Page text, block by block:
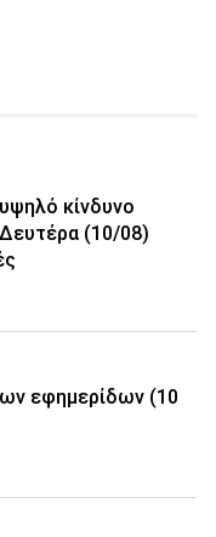
κίνδυνο
(10/08)
εφημερίδων (10